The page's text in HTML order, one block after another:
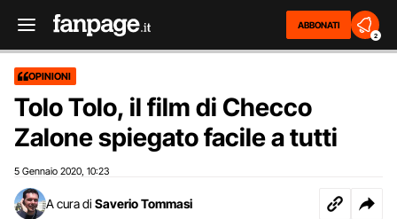
ABBONATI
2
OPINIONI
Tolo Tolo, il film di Checco
Zalone spiegato facile a tutti
5 Gennaio 2020 10:23
A cura di Saverio Tommasi